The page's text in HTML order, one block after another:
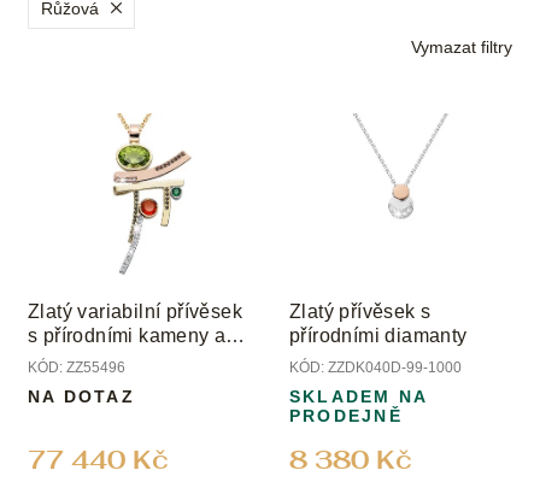
p
r
Růžová
Vymazat filtry
o
d
u
k
ů
Zlatý variabilní přívěsek
s přírodními kameny a
diamanty
KÓD: ZZ55496
77 440 Kč
NA DOTAZ
Zlatý přívěsek s
přírodními diamanty
KÓD: ZZDK040D-99-1000
8 380 Kč
SKLADEM NA
PRODEJNĚ